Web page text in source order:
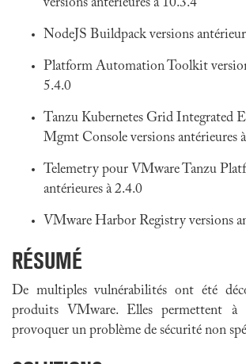
versions antérieures à 10.3.4
NodeJS Buildpack versions
Platform Automation Toolkit
5.4.0
Tanzu Kubernetes Grid Integrated
Mgmt Console versions antérieures
Telemetry pour VMware Tanzu
antérieures à 2.4.0
VMware Harbor Registry versions
RÉSUMÉ
De multiples vulnérabilités ont été
produits VMware. Elles permettent à
provoquer un problème de sécurité non